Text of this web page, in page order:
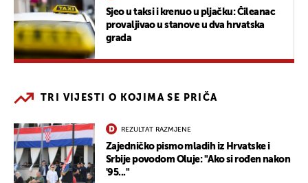
Sjeo u taksi i krenuo u pljačku: Čileanac
provaljivao u stanove u dva hrvatska
grada
TRI VIJESTI O KOJIMA SE PRIČA
REZULTAT RAZMJENE
Zajedničko pismo mladih iz Hrvatske i
Srbije povodom Oluje: "Ako si rođen nakon
'95..."